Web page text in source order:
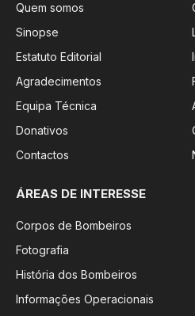
Quem somos
Sinopse
Estatuto Editorial
Agradecimentos
Equipa Técnica
Donativos
Contactos
ÁREAS DE INTERESSE
Corpos de Bombeiros
Fotografia
História dos Bombeiros
Informações Operacionais